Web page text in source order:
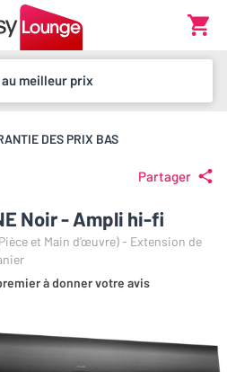
meilleur prix
DES PRIX BAS
Partager
Noir - Ampli hi-fi
et Main d’œuvre) - Extension de
à donner votre avis